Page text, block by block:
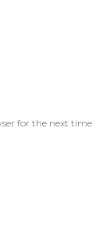
for the next time